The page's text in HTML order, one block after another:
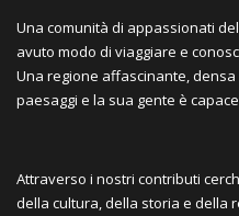
Una comunità di appassionati
avuto modo di viaggiare e
Una regione affascinante,
paesaggi e la sua gente è
Attraverso i nostri contributi
della cultura, della storia e della